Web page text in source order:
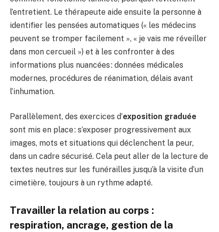
l’entretient. Le thérapeute aide ensuite la personne à
identifier les pensées automatiques (« les médecins
peuvent se tromper facilement », « je vais me réveiller
dans mon cercueil ») et à les confronter à des
informations plus nuancées : données médicales
modernes, procédures de réanimation, délais avant
l’inhumation.
Parallèlement, des exercices d’exposition graduée
sont mis en place : s’exposer progressivement aux
images, mots et situations qui déclenchent la peur,
dans un cadre sécurisé. Cela peut aller de la lecture de
textes neutres sur les funérailles jusqu’à la visite d’un
cimetière, toujours à un rythme adapté.
Travailler la relation au corps :
respiration, ancrage, gestion de la